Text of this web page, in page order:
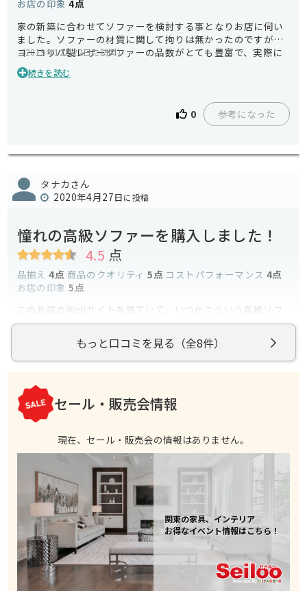
お店の印象 4点
家の新築に合わせてソファーを検討する事となりお店に伺い
ました。ソファーの材質に関して拘りは無かったのですが、
ヨーロッパ製レザーソファーの品数がとても豊富で、実際に
触れてみると、国産品とは違う質感に驚き、絶対にレザーが
欲しいと感じてしまいました。予算的に余裕はないのです
にダメだったら量販店のソファーに落ち着くつもりでした
が、レザーソファー購入の為に予算捻出中です。
（2019年12月22日に訪問）
続きを読む
0 参考になった
タナカさん
2020年4月27日に投稿
憧れの高級ソファーを購入しました！
4.5 点
品揃え 4点 商品のクオリティ 5点 コストパフォーマンス 4点
お店の印象 5点
このお店のWebサイトを見ていて、いつかこういう高級ソフ
ァーを買えたらいいなと思っていました。そして、引っ越し
をすることになり、このお店で家具を購入すること決めまし
た。店員さんと楽しく会話をしながら色んなソファーを紹介
してもらえました。私が興味を持ったソファーの説明を丁寧
価格が安くてデザイン性のあるソファーが人気ですが、やっ
ぱり高級ソファーは座り心地が全然違いますし、インテリア
としても存在感が違います。購入して本当に良かったです。
もっと口コミを見る（全8件）
セール・販売会情報
現在、セール・販売会の情報はありません。
関東の家具、インテリア
お得なイベント情報はこちら！